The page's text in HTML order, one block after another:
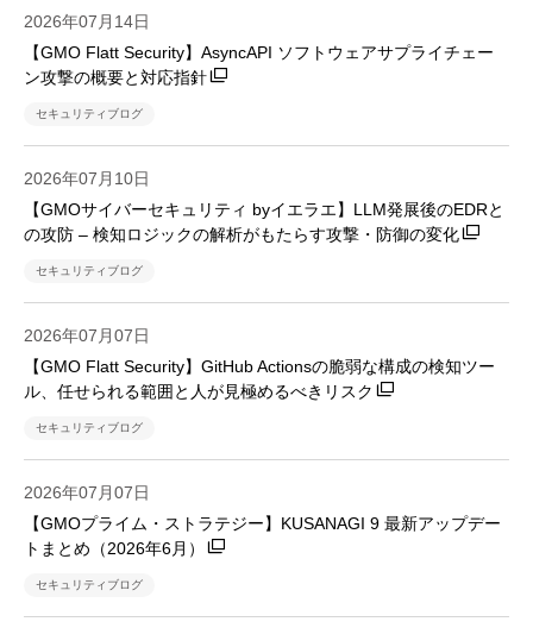
2026年07月14日
【GMO Flatt Security】AsyncAPI ソフトウェアサプライチェー
ン攻撃の概要と対応指針
セキュリティブログ
2026年07月10日
【GMOサイバーセキュリティ byイエラエ】LLM発展後のEDRと
の攻防 – 検知ロジックの解析がもたらす攻撃・防御の変化
セキュリティブログ
2026年07月07日
【GMO Flatt Security】GitHub Actionsの脆弱な構成の検知ツー
ル、任せられる範囲と人が見極めるべきリスク
セキュリティブログ
2026年07月07日
【GMOプライム・ストラテジー】KUSANAGI 9 最新アップデー
トまとめ（2026年6月）
セキュリティブログ